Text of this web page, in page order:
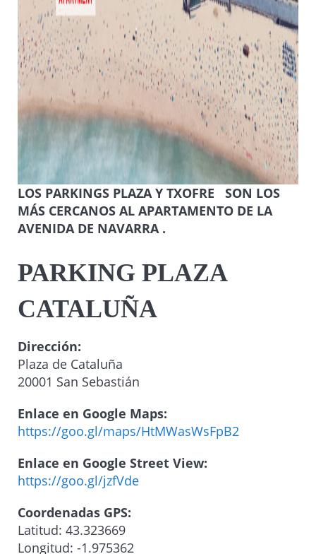
LOS PARKINGS PLAZA Y TXOFRE SON LOS
MÁS CERCANOS AL APARTAMENTO DE LA
AVENIDA DE NAVARRA .
PARKING PLAZA
CATALUÑA
Dirección:
Plaza de Cataluña
20001 San Sebastián
Enlace en Google Maps:
https://goo.gl/maps/HtMWasWsFpB2
Enlace en Google Street View:
https://goo.gl/jzfVde
Coordenadas GPS:
Latitud: 43.323669
Longitud: -1.975362